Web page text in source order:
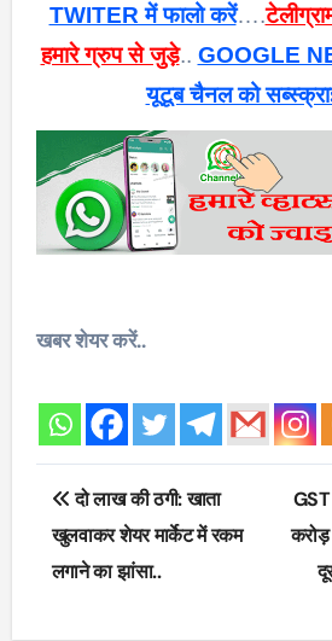
TWITER में फालो करें….
हमारे ग्रुप से जुड़े.. GOOGLE
यूटूब चैनल को
खबर शेयर करें..
Post
navigation
दो लाख की ठगी: खाता
खुलवाकर शेयर मार्केट में रकम
लगाने का झांसा..